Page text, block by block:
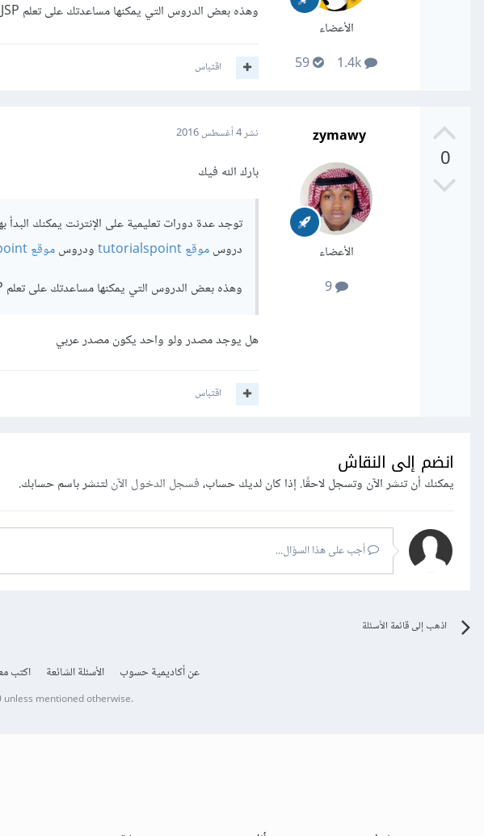
الأعضاء
وهذه بعض الدروس التي يمكنها مساعدتك على تعلم JSP الأولى من
اقتباس
0
zymawy
الأعضاء
9
نشر4 أغسطس 2016
بارك الله فيك
دروسموقع tutorialspoint ودروسموقع javatpoint
وهذه بعض الدروس التي يمكنها مساعدتك على تعلم JSP الأولى من
هل يوجد مصدر ولو واحد يكون مصدر عربي
اقتباس
انضم إلى النقاش
يمكنك أن تنشر الآن وتسجل لاحقًا. إذا كان لديك حساب،فسجل الدخول الآنلتنشر باسم حسابك.
أجب على هذا السؤال...
اذهب إلى قائمة الأسئلة
عن أكاديمية حسوب الأسئلة الشائعة اكتب
unless mentioned otherwise.